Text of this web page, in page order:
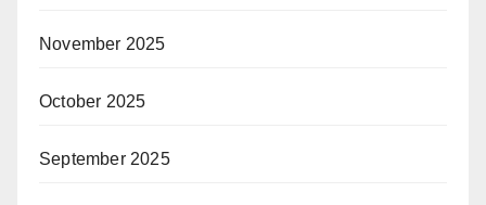
November 2025
October 2025
September 2025